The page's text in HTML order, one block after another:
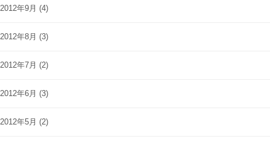
2012年9月 (4)
2012年8月 (3)
2012年7月 (2)
2012年6月 (3)
2012年5月 (2)